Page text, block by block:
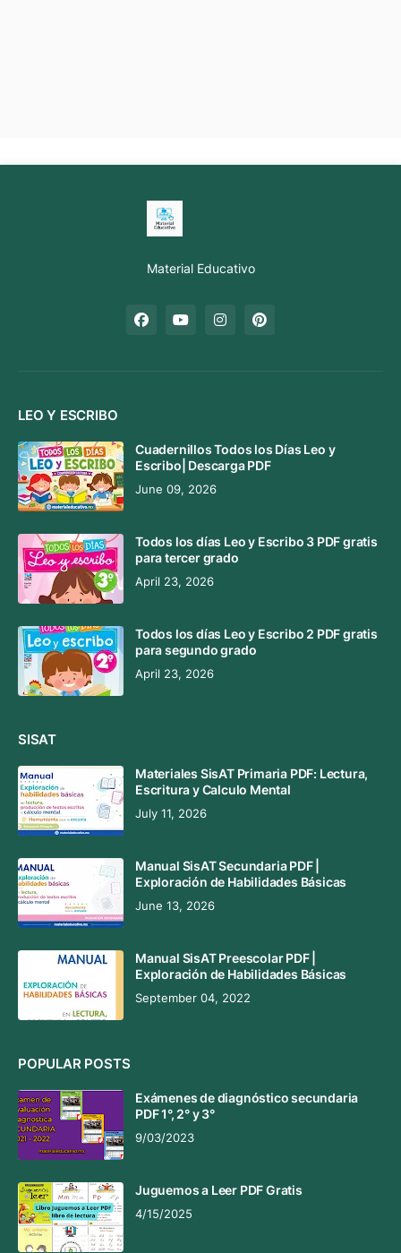
Material Educativo
LEO Y ESCRIBO
Cuadernillos Todos los Días Leo y
Escribo| Descarga PDF
June 09, 2026
Todos los días Leo y Escribo 3 PDF gratis
para tercer grado
April 23, 2026
Todos los días Leo y Escribo 2 PDF gratis
para segundo grado
April 23, 2026
SISAT
Materiales SisAT Primaria PDF: Lectura,
Escritura y Calculo Mental
July 11, 2026
Manual SisAT Secundaria PDF |
Exploración de Habilidades Básicas
June 13, 2026
Manual SisAT Preescolar PDF |
Exploración de Habilidades Básicas
September 04, 2022
POPULAR POSTS
Exámenes de diagnóstico secundaria
PDF 1°, 2° y 3°
9/03/2023
Juguemos a Leer PDF Gratis
4/15/2025